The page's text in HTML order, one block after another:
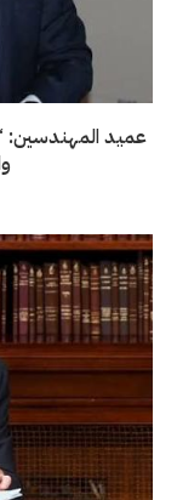
عميد المهندسين: